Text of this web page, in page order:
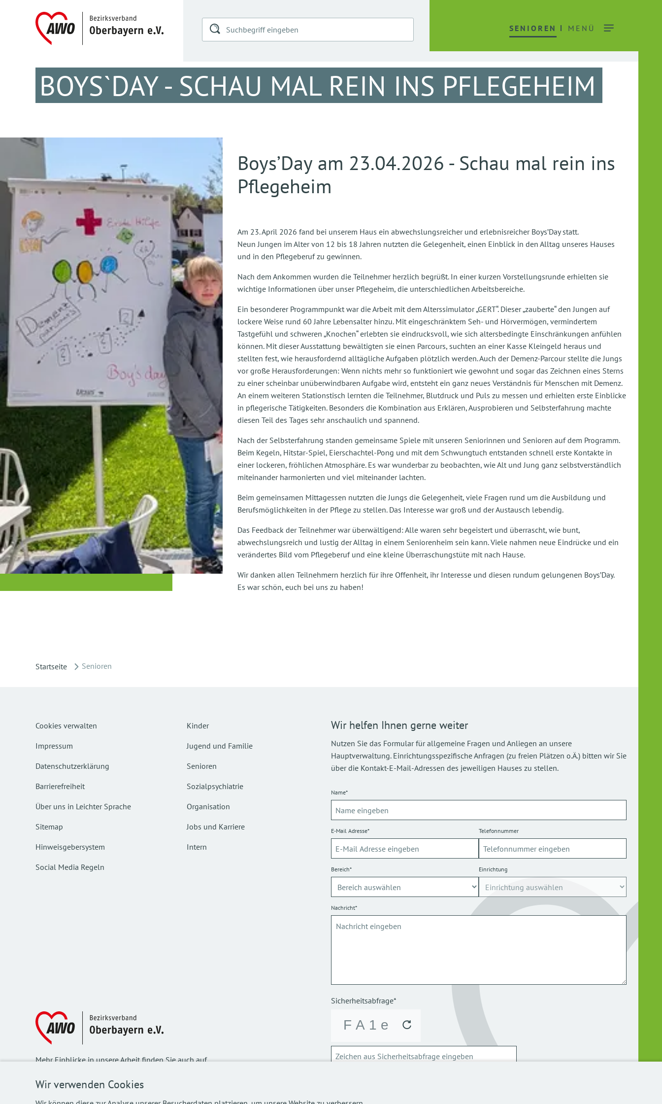
Wir verwenden Cookies
SENIOREN MENÜ
BOYS`DAY - SCHAU MAL REIN INS PFLEGEHEIM
Boys’Day am 23.04.2026 - Schau mal rein ins
Pflegeheim
Am 23. April 2026 fand bei unserem Haus ein abwechslungsreicher und erlebnisreicher Boys’Day statt.
Neun Jungen im Alter von 12 bis 18 Jahren nutzten die Gelegenheit, einen Einblick in den Alltag unseres Hauses
und in den Pflegeberuf zu gewinnen.
Nach dem Ankommen wurden die Teilnehmer herzlich begrüßt. In einer kurzen Vorstellungsrunde erhielten sie
wichtige Informationen über unser Pflegeheim, die unterschiedlichen Arbeitsbereiche.
Ein besonderer Programmpunkt war die Arbeit mit dem Alterssimulator „GERT“. Dieser „zauberte“ den Jungen auf
lockere Weise rund 60 Jahre Lebensalter hinzu. Mit eingeschränktem Seh- und Hörvermögen, vermindertem
Tastgefühl und schweren „Knochen“ erlebten sie eindrucksvoll, wie sich altersbedingte Einschränkungen anfühlen
können. Mit dieser Ausstattung bewältigten sie einen Parcours, suchten an einer Kasse Kleingeld heraus und
stellten fest, wie herausfordernd alltägliche Aufgaben plötzlich werden. Auch der Demenz-Parcour stellte die Jungs
vor große Herausforderungen: Wenn nichts mehr so funktioniert wie gewohnt und sogar das Zeichnen eines Sterns
zu einer scheinbar unüberwindbaren Aufgabe wird, entsteht ein ganz neues Verständnis für Menschen mit Demenz.
An einem weiteren Stationstisch lernten die Teilnehmer, Blutdruck und Puls zu messen und erhielten erste Einblicke
in pflegerische Tätigkeiten. Besonders die Kombination aus Erklären, Ausprobieren und Selbsterfahrung machte
diesen Teil des Tages sehr anschaulich und spannend.
Nach der Selbsterfahrung standen gemeinsame Spiele mit unseren Seniorinnen und Senioren auf dem Programm.
Beim Kegeln, Hitstar-Spiel, Eierschachtel-Pong und mit dem Schwungtuch entstanden schnell erste Kontakte in
einer lockeren, fröhlichen Atmosphäre. Es war wunderbar zu beobachten, wie Alt und Jung ganz selbstverständlich
miteinander harmonierten und viel miteinander lachten.
Beim gemeinsamen Mittagessen nutzten die Jungs die Gelegenheit, viele Fragen rund um die Ausbildung und
Berufsmöglichkeiten in der Pflege zu stellen. Das Interesse war groß und der Austausch lebendig.
Das Feedback der Teilnehmer war überwältigend: Alle waren sehr begeistert und überrascht, wie bunt,
abwechslungsreich und lustig der Alltag in einem Seniorenheim sein kann. Viele nahmen neue Eindrücke und ein
verändertes Bild vom Pflegeberuf und eine kleine Überraschungstüte mit nach Hause.
Wir danken allen Teilnehmern herzlich für ihre Offenheit, ihr Interesse und diesen rundum gelungenen Boys’Day.
Es war schön, euch bei uns zu haben!
Startseite Senioren
Cookies verwalten
Impressum
Datenschutzerklärung
Barrierefreiheit
Über uns in Leichter Sprache
Sitemap
Hinweisgebersystem
Social Media Regeln
Kinder
Jugend und Familie
Senioren
Sozialpsychiatrie
Organisation
Jobs und Karriere
Intern
Mehr Einblicke in unsere Arbeit finden Sie auch auf
Wir helfen Ihnen gerne weiter
Nutzen Sie das Formular für allgemeine Fragen und Anliegen an unsere
Hauptverwaltung. Einrichtungsspezifische Anfragen (zu freien Plätzen o.Ä.) bitten wir Sie
über die Kontakt-E-Mail-Adressen des jeweiligen Hauses zu stellen.
Name*
E-Mail Adresse* Telefonnummer
Bereich* Einrichtung
Nachricht*
Sicherheitsabfrage*